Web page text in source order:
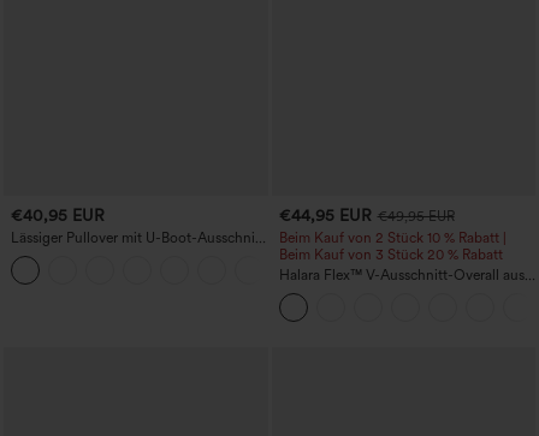
€40,95 EUR
Lässiger Pullover mit U-Boot-Ausschnitt
und Fledermausärmeln.
+1
€44,95 EUR €49,95 EUR
Beim Kauf von 2 Stück 10 % Rabatt |
Beim Kauf von 3 Stück 20 % Rabatt
Halara Flex™ V-Ausschnitt-Overall aus
gewaschenem Denim mit Taschen –
lässig